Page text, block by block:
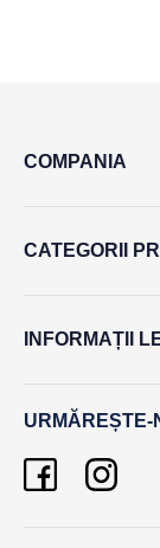
COMPANIA
CATEGORII
INFORMAȚII
URMĂREȘTE-